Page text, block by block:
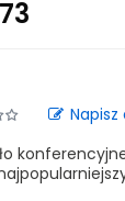
Napisz